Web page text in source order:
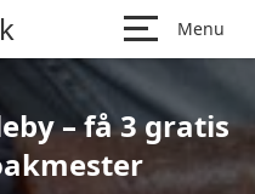
Menu
– få 3 gratis